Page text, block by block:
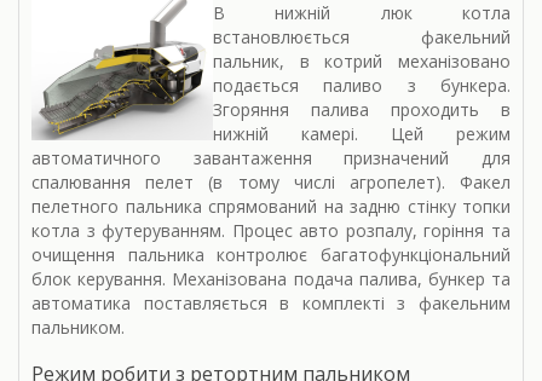
В нижній люк котла
встановлюється факельний
пальник, в котрий механізовано
подається паливо з бункера.
Згоряння палива проходить в
нижній камері. Цей режим
автоматичного завантаження призначений для
спалювання пелет (в тому числі агропелет). Факел
пелетного пальника спрямований на задню стінку топки
котла з футеруванням. Процес авто розпалу, горіння та
очищення пальника контролює багатофункціональний
блок керування. Механізована подача палива, бункер та
автоматика поставляється в комплекті з факельним
пальником.
Режим робити з ретортним пальником